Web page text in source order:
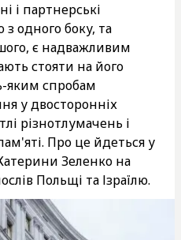
і партнерські
одного боку, та
є надважливим
стояти на його
яким спробам
у двосторонніх
різнотлумачень і
Про це йдеться у
Зеленко на
Польщі та Ізраїлю.